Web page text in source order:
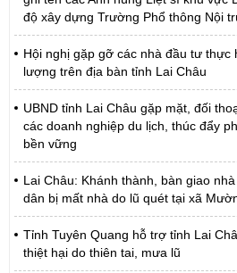
độ xây dựng Trường Phổ thông Nội
Hội nghị gặp gỡ các nhà đầu tư thực
lượng trên địa bàn tỉnh Lai Châu
UBND tỉnh Lai Châu gặp mặt, đối
các doanh nghiệp du lịch, thúc đẩy
bền vững
Lai Châu: Khánh thành, bàn giao
dân bị mất nhà do lũ quét tại xã
Tỉnh Tuyên Quang hỗ trợ tỉnh Lai
thiệt hại do thiên tai, mưa lũ